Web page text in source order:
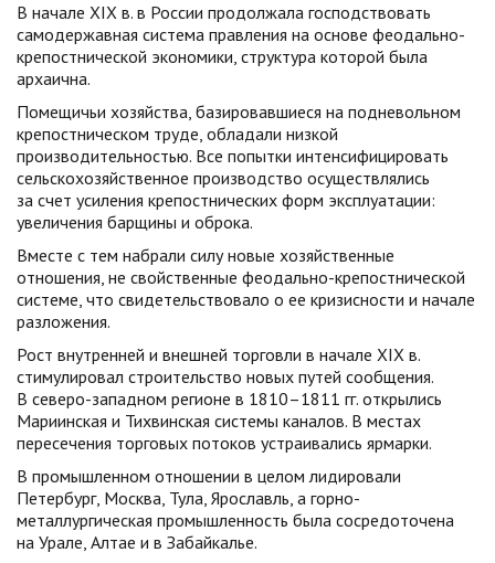
В начале XIX в. в России продолжала господствовать
самодержавная система правления на основе феодально-
крепостнической экономики, структура которой была
архаична.
Помещичьи хозяйства, базировавшиеся на подневольном
крепостническом труде, обладали низкой
производительностью. Все попытки интенсифицировать
сельскохозяйственное производство осуществлялись
за счет усиления крепостнических форм эксплуатации:
увеличения барщины и оброка.
Вместе с тем набрали силу новые хозяйственные
отношения, не свойственные феодально-крепостнической
системе, что свидетельствовало о ее кризисности и начале
разложения.
Рост внутренней и внешней торговли в начале XIX в.
стимулировал строительство новых путей сообщения.
В северо-западном регионе в 1810–1811 гг. открылись
Мариинская и Тихвинская системы каналов. В местах
пересечения торговых потоков устраивались ярмарки.
В промышленном отношении в целом лидировали
Петербург, Москва, Тула, Ярославль, а горно-
металлургическая промышленность была сосредоточена
на Урале, Алтае и в Забайкалье.